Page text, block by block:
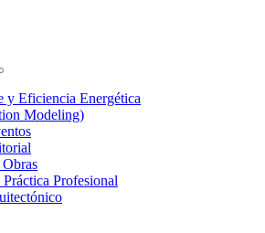
y Eficiencia Energética
Modeling)
Profesional